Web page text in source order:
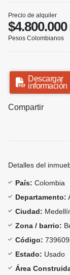
Precio de alquiler
$4.800.000
Pesos Colombianos
Descargar
información
Compartir
Detalles del
País: Colombia
Departamento:
Ciudad:
Zona / barrio:
Código:
Estado: Usado
Área